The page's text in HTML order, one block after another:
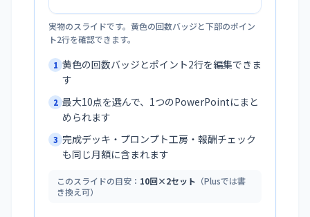
実物のスライドです。黄色の回数バッジと下部のポイン
ト2行を確認できます。
1 黄色の回数バッジとポイント2行を編集できま
す
2 最大10点を選んで、1つのPowerPointにまと
められます
3 完成デッキ・プロンプト工房・報酬チェック
も同じ月額に含まれます
このスライドの目安： 10回×2セット （Plusでは書
き換え可）